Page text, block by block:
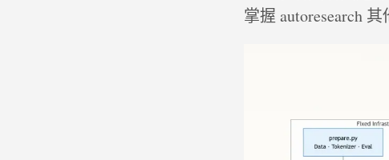
掌握 autoresearch